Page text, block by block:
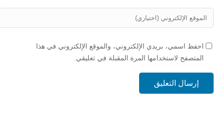
احفظ اسمي، بريدي الإلكتروني، والموقع الإلكتروني في هذا
المتصفح لاستخدامها المرة المقبلة في تعليقي.
إرسال التعليق